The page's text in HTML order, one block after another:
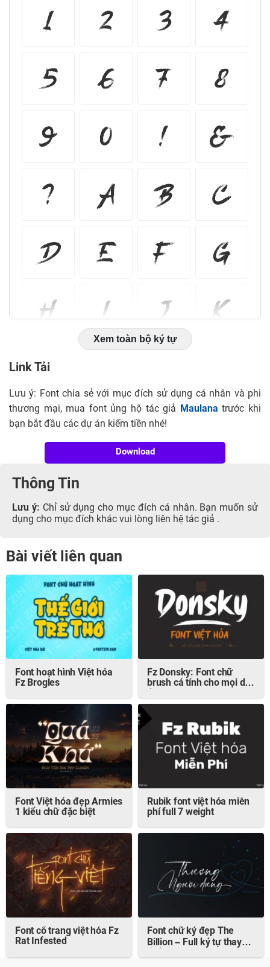
Xem toàn bộ ký tự
Link Tải
Lưu ý: Font chia sẻ với mục đích sử dụng cá nhân và phi
thương mại, mua font ủng hộ tác giả Maulana trước khi
bạn bắt đầu các dự án kiếm tiền nhé!
Download
Thông Tin
Lưu ý: Chỉ sử dụng cho mục đích cá nhân. Bạn muốn sử
dụng cho mục đích khác vui lòng liên hệ tác giả .
Bài viết liên quan
Font hoạt hình Việt hóa
Fz Brogles
Fz Donsky: Font chữ
brush cá tính cho mọi dự
Font Việt hóa đẹp Armies
1 kiểu chữ đặc biệt
Rubik font việt hóa miễn
phí full 7 weight
Font cổ trang việt hóa Fz
Rat Infested
Font chữ ký đẹp The
Billion – Full ký tự thay